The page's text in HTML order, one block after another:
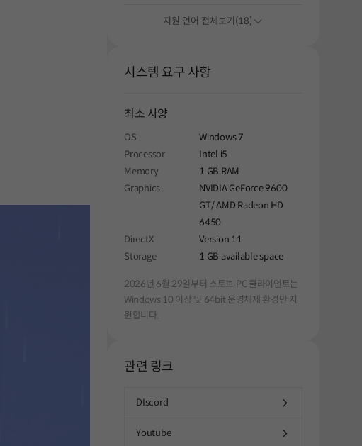
지원 언어 전체보기(18)
시스템 요구 사항
최소 사양
OS
Windows 7
Processor
Intel i5
Memory
1 GB RAM
Graphics
NVIDIA GeForce 9600
GT/ AMD Radeon HD
6450
DirectX
Version 11
Storage
1 GB available space
2026년 6월 29일부터 스토브 PC 클라이언트는
Windows 10 이상 및 64bit 운영체제 환경만 지
원합니다.
관련 링크
DIscord
Youtube